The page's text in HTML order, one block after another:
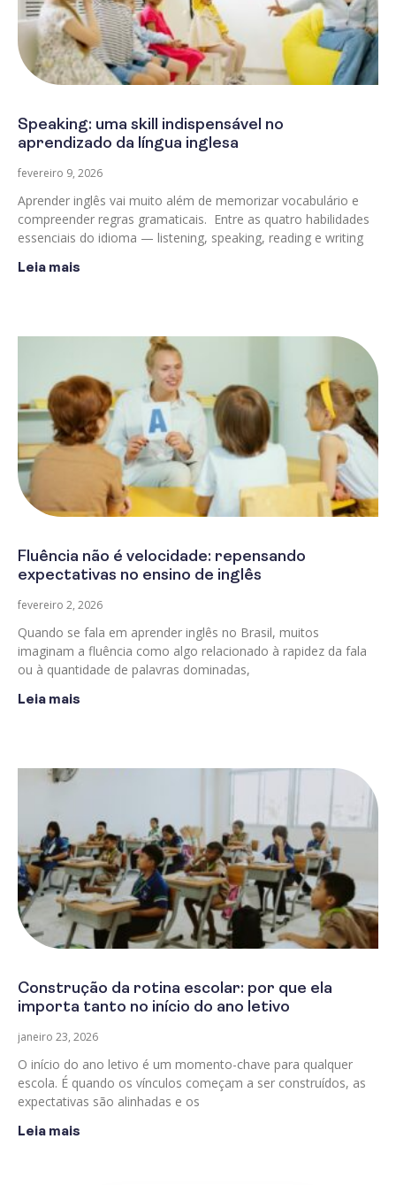
Speaking: uma skill indispensável no
aprendizado da língua inglesa
fevereiro 9, 2026
Aprender inglês vai muito além de memorizar vocabulário e
compreender regras gramaticais. Entre as quatro habilidades
essenciais do idioma — listening, speaking, reading e writing
Leia mais
Fluência não é velocidade: repensando
expectativas no ensino de inglês
fevereiro 2, 2026
Quando se fala em aprender inglês no Brasil, muitos
imaginam a fluência como algo relacionado à rapidez da fala
ou à quantidade de palavras dominadas,
Leia mais
Construção da rotina escolar: por que ela
importa tanto no início do ano letivo
janeiro 23, 2026
O início do ano letivo é um momento-chave para qualquer
escola. É quando os vínculos começam a ser construídos, as
expectativas são alinhadas e os
Leia mais